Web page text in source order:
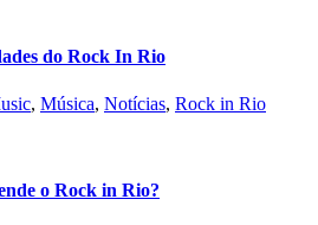
do Rock In Rio
, Música, Notícias, Rock in Rio
o Rock in Rio?